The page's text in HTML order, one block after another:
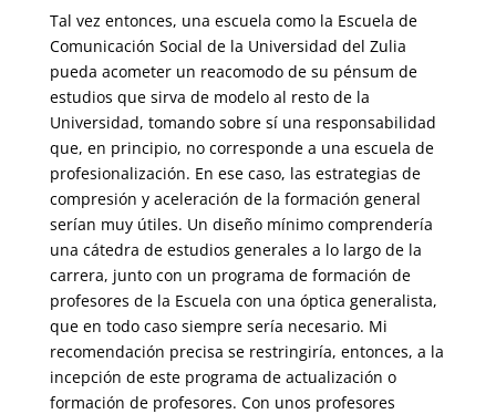
Tal vez entonces, una escuela como la Escuela de
Comunicación Social de la Universidad del Zulia
pueda acometer un reacomodo de su pénsum de
estudios que sirva de modelo al resto de la
Universidad, tomando sobre sí una responsabilidad
que, en principio, no corresponde a una escuela de
profesionalización. En ese caso, las estrategias de
compresión y aceleración de la formación general
serían muy útiles. Un diseño mínimo comprendería
una cátedra de estudios generales a lo largo de la
carrera, junto con un programa de formación de
profesores de la Escuela con una óptica generalista,
que en todo caso siempre sería necesario. Mi
recomendación precisa se restringiría, entonces, a la
incepción de este programa de actualización o
formación de profesores. Con unos profesores